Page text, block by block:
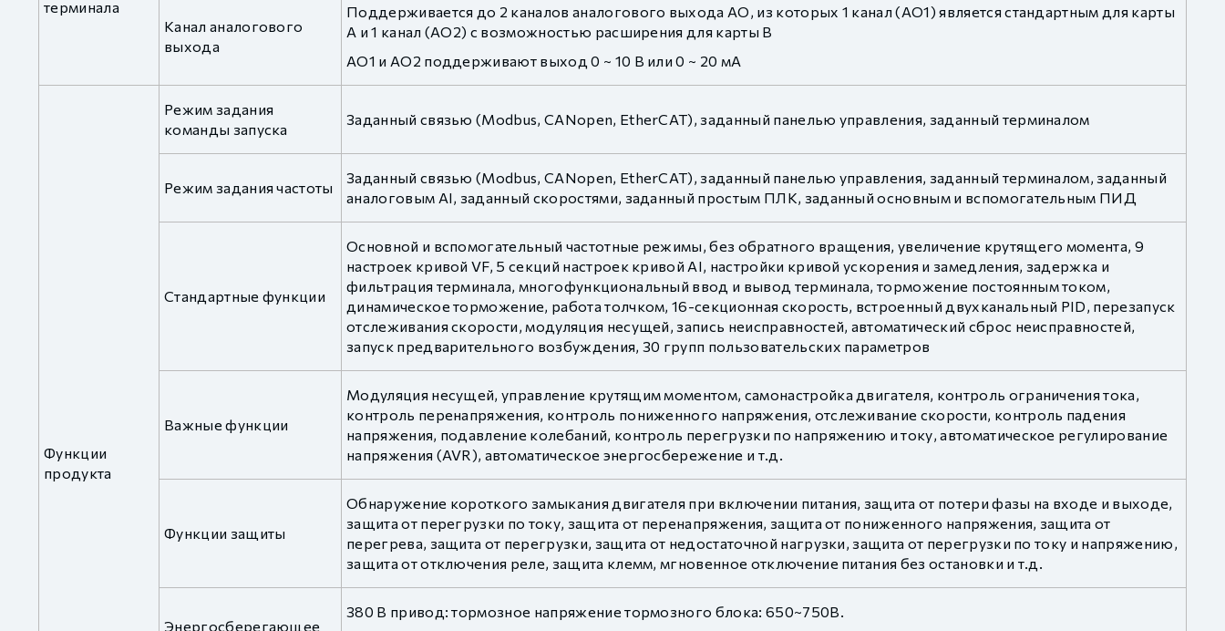
терминала
Канал аналогового
выхода
Поддерживается до 2 каналов аналогового выхода AO, из которых 1 канал (AO1) является стандартным для карты
A и 1 канал (AO2) с возможностью расширения для карты B
AO1 и AO2 поддерживают выход 0 ~ 10 В или 0 ~ 20 мА
Функции
продукта
Режим задания
команды запуска
Заданный связью (Modbus, CANopen, EtherCAT), заданный панелью управления, заданный терминалом
Режим задания частоты
Заданный связью (Modbus, CANopen, EtherCAT), заданный панелью управления, заданный терминалом, заданный
аналоговым AI, заданный скоростями, заданный простым ПЛК, заданный основным и вспомогательным ПИД
Стандартные функции
Основной и вспомогательный частотные режимы, без обратного вращения, увеличение крутящего момента, 9
настроек кривой VF, 5 секций настроек кривой AI, настройки кривой ускорения и замедления, задержка и
фильтрация терминала, многофункциональный ввод и вывод терминала, торможение постоянным током,
динамическое торможение, работа толчком, 16-секционная скорость, встроенный двухканальный PID, перезапуск
отслеживания скорости, модуляция несущей, запись неисправностей, автоматический сброс неисправностей,
запуск предварительного возбуждения, 30 групп пользовательских параметров
Важные функции
Модуляция несущей, управление крутящим моментом, самонастройка двигателя, контроль ограничения тока,
контроль перенапряжения, контроль пониженного напряжения, отслеживание скорости, контроль падения
напряжения, подавление колебаний, контроль перегрузки по напряжению и току, автоматическое регулирование
напряжения (AVR), автоматическое энергосбережение и т.д.
Функции защиты
Обнаружение короткого замыкания двигателя при включении питания, защита от потери фазы на входе и выходе,
защита от перегрузки по току, защита от перенапряжения, защита от пониженного напряжения, защита от
перегрева, защита от перегрузки, защита от недостаточной нагрузки, защита от перегрузки по току и напряжению,
защита от отключения реле, защита клемм, мгновенное отключение питания без остановки и т.д.
Энергосберегающее
380 В привод: тормозное напряжение тормозного блока: 650~750В.